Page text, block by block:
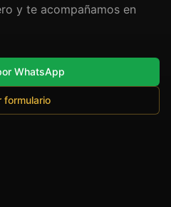
y te acompañamos en
WhatsApp
formulario